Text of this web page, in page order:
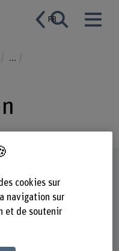
FR
...
cookies sur
navigation sur
et de soutenir